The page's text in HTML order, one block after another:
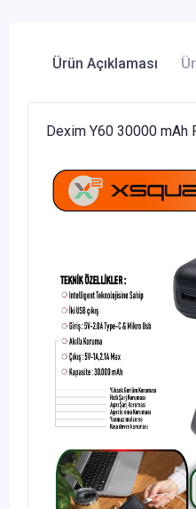
Ürün Açıklaması
Dexim Y60 30000 mAh